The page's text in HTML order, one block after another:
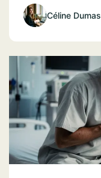
Céline Dumas